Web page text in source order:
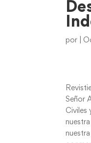
por
Señor
Civiles